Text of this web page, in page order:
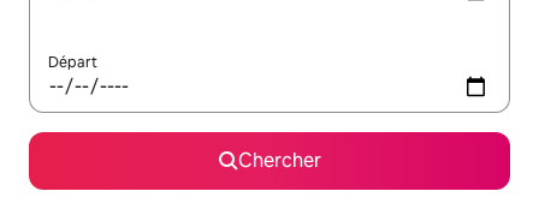
Départ
Chercher